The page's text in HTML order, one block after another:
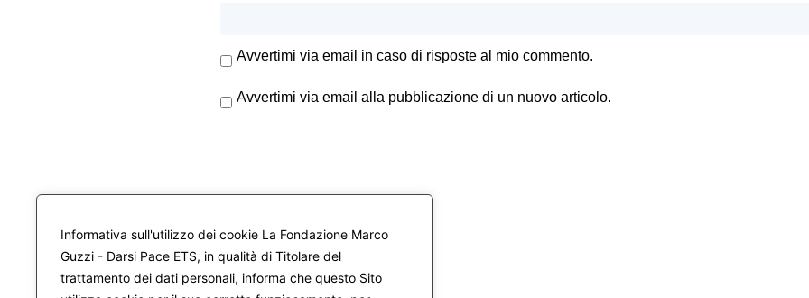
Informativa sull'utilizzo dei cookie La Fondazione Marco
Guzzi - Darsi Pace ETS, in qualità di Titolare del
trattamento dei dati personali, informa che questo Sito
Avvertimi via email in caso di risposte al mio commento.
Avvertimi via email alla pubblicazione di un nuovo articolo.